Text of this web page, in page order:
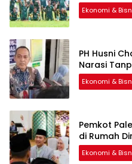
Ekonomi &
PH Husni
Narasi
Ekonomi &
Pemkot
di Rumah
Ekonomi &